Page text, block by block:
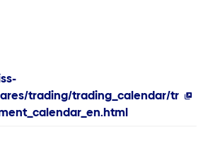
trading/trading_calendar/tr